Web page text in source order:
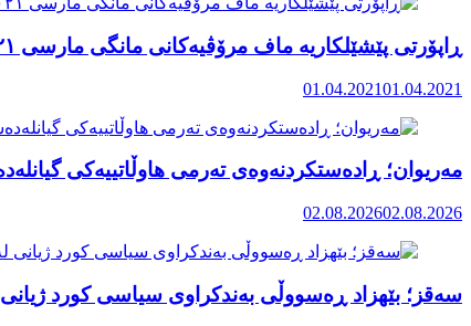
ڕاپۆرتی پێشێلکاریە ماف مرۆڤیەکانی مانگی مارسی ٢٠٢١ رۆژهەڵاتی کوردستان
01.04.202101.04.2021
مەریوان؛ ڕادەستکردنەوەی تەرمی هاوڵاتییەکی
02.08.202602.08.2026
سەقز؛ بێهزاد ڕەسووڵی بەندکراوی سیاسی کورد ژیانی